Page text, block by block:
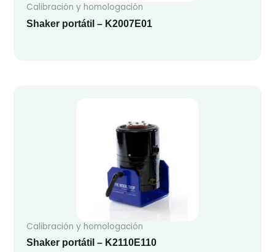
Calibración y homologación
Shaker portátil – K2007E01
Calibración y homologación
Shaker portátil – K2110E110